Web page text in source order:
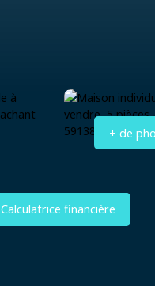
+ de
Calculatrice financière